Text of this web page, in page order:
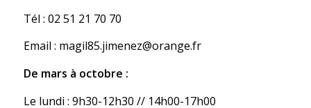
Tél : 02 51 21 70 70
Email : magil85.jimenez@orange.fr
De mars à octobre :
Le lundi : 9h30-12h30 // 14h00-17h00